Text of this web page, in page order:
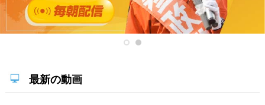
研修・ツアーに参加
最新の動画